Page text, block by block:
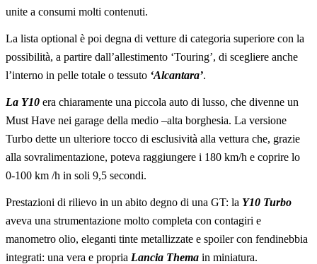
unite a consumi molti contenuti.
La lista optional è poi degna di vetture di categoria superiore con la
possibilità, a partire dall’allestimento ‘Touring’, di scegliere anche
l’interno in pelle totale o tessuto ‘Alcantara’.
La Y10 era chiaramente una piccola auto di lusso, che divenne un
Must Have nei garage della medio –alta borghesia. La versione
Turbo dette un ulteriore tocco di esclusività alla vettura che, grazie
alla sovralimentazione, poteva raggiungere i 180 km/h e coprire lo
0-100 km /h in soli 9,5 secondi.
Prestazioni di rilievo in un abito degno di una GT: la Y10 Turbo
aveva una strumentazione molto completa con contagiri e
manometro olio, eleganti tinte metallizzate e spoiler con fendinebbia
integrati: una vera e propria Lancia Thema in miniatura.